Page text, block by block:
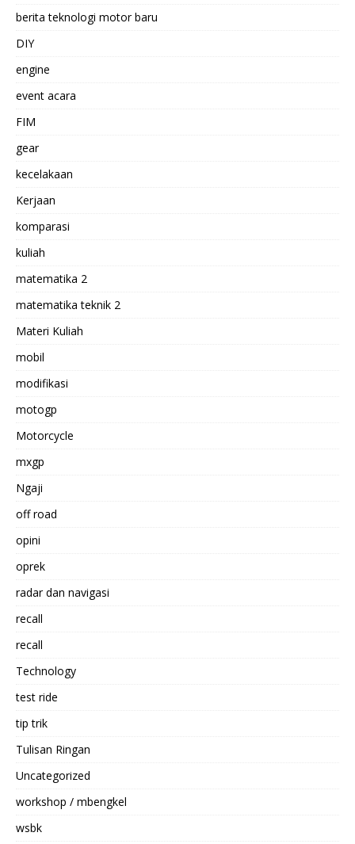
berita teknologi motor baru
DIY
engine
event acara
FIM
gear
kecelakaan
Kerjaan
komparasi
kuliah
matematika 2
matematika teknik 2
Materi Kuliah
mobil
modifikasi
motogp
Motorcycle
mxgp
Ngaji
off road
opini
oprek
radar dan navigasi
recall
recall
Technology
test ride
tip trik
Tulisan Ringan
Uncategorized
workshop / mbengkel
wsbk